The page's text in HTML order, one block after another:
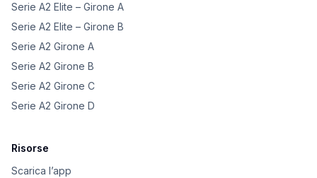
Serie A2 Elite – Girone A
Serie A2 Elite – Girone B
Serie A2 Girone A
Serie A2 Girone B
Serie A2 Girone C
Serie A2 Girone D
Risorse
Scarica l’app